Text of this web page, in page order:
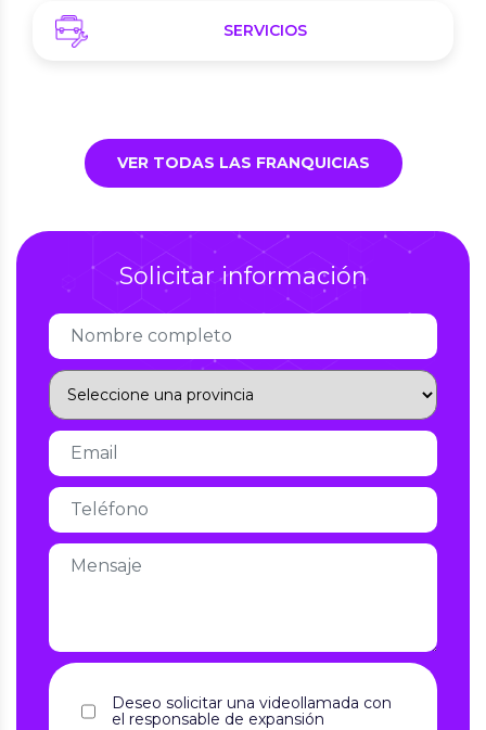
SERVICIOS
VER TODAS LAS FRANQUICIAS
Solicitar información
Deseo solicitar una videollamada con
el responsable de expansión